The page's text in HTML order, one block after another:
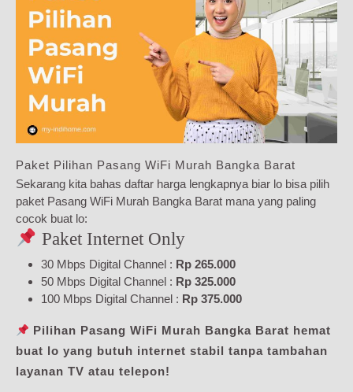
Paket Pilihan Pasang WiFi Murah Bangka Barat
Sekarang kita bahas daftar harga lengkapnya biar lo bisa pilih
paket Pasang WiFi Murah Bangka Barat mana yang paling
cocok buat lo:
Paket Internet Only
30 Mbps Digital Channel : Rp 265.000
50 Mbps Digital Channel : Rp 325.000
100 Mbps Digital Channel : Rp 375.000
Pilihan Pasang WiFi Murah Bangka Barat hemat
buat lo yang butuh internet stabil tanpa tambahan
layanan TV atau telepon!